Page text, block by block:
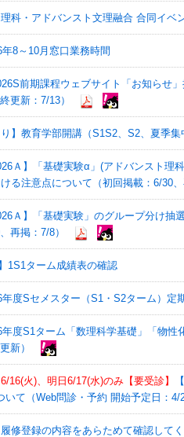
科・アドバンスト⽂理融合 合同イベ
年8～10月窓口業務時間
前期課程ウェブサイト「お知らせ
更新：7/13）
り】教育学部開講（S1S2、S2、夏季
Ａ】「基礎実験α」(アドバンスト
る注意点について（初回掲載：6/30、
Ａ】「基礎実験」のグループ分け
再掲：7/8）
1S1ターム成績表の確認
年度Sセメスター（S1・S2ターム）定
年度S1ターム「数理科学基礎」「物
新）
16(火)、明日6/17(水)のみ【要受診】
いて（Web問診・予約 開始予定日：4/
履修登録の内容をあらためて確認して